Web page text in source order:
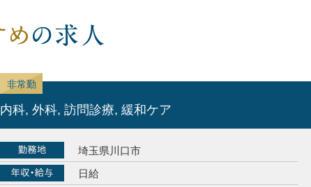
内科, 外科, 訪問診療, 緩和ケア
埼玉県川口市
日給